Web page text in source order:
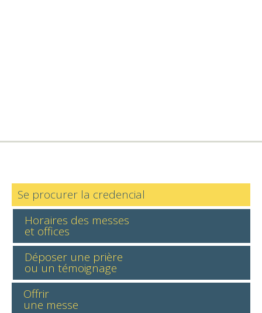
Se procurer la credencial
Horaires des messes
et offices
Déposer une prière
ou un témoignage
Offrir
une messe